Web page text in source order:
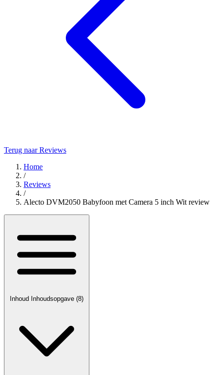
Terug naar Reviews
Home
/
Reviews
/
Alecto DVM2050 Babyfoon met Camera 5 inch Wit review
Inhoud Inhoudsopgave (8)